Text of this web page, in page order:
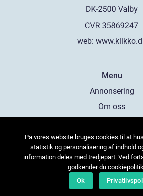
web:
Menu
Annonsering
Om oss
Kontakta oss
Sitemap
På vores website bruges cookies til at
statistik og personalisering af indhold
information deles med tredjepart. Ved
godkender du
Ok